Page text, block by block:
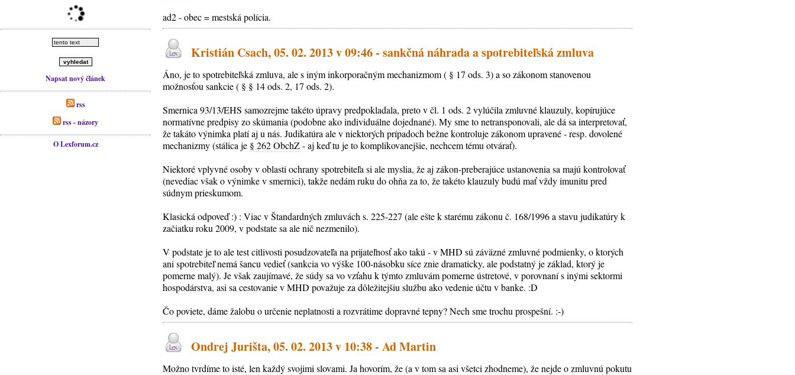
Napsat nový článek
rss
rss - názory
O Lexforum.cz
ad2 - obec = mestská polícia.
Kristián Csach, 05. 02. 2013 v 09:46 - sankčná náhrada a spotrebiteľská zmluva
Áno, je to spotrebiteľská zmluva, ale s iným inkorporačným mechanizmom ( § 17 ods. 3) a so zákonom stanovenou
možnosťou sankcie ( § § 14 ods. 2, 17 ods. 2).
Smernica 93/13/EHS samozrejme takéto úpravy predpokladala, preto v čl. 1 ods. 2 vylúčila zmluvné klauzuly, kopírujúce
normatívne predpisy zo skúmania (podobne ako individuálne dojednané). My sme to netransponovali, ale dá sa interpretovať,
že takáto výnimka platí aj u nás. Judikatúra ale v niektorých prípadoch bežne kontroluje zákonom upravené - resp. dovolené
mechanizmy (stálica je § 262 ObchZ- aj keď tu je to komplikovanejšie, nechcem tému otvárať).
Niektoré vplyvné osoby v oblasti ochrany spotrebiteľa si ale myslia, že aj zákon-preberajúce ustanovenia sa majú kontrolovať
(nevediac však o výnimke v smernici), takže nedám ruku do ohňa za to, že takéto klauzuly budú mať vždy imunitu pred
súdnym prieskumom.
Klasická odpoveď :) : Viac v Štandardných zmluvách s. 225-227 (ale ešte k starému zákonu č. 168/1996 a stavu judikatúry k
začiatku roku 2009, v podstate sa ale nič nezmenilo).
V podstate je to ale test citlivosti posudzovateľa na prijateľnosť ako takú - v MHD sú záväzné zmluvné podmienky, o ktorých
ani spotrebiteľ nemá šancu vedieť (sankcia vo výške 100-násobku síce znie dramaticky, ale podstatný je základ, ktorý je
pomerne malý). Je však zaujímavé, že súdy sa vo vzťahu k týmto zmluvám pomerne ústretové, v porovnaní s inými sektormi
hospodárstva, asi sa cestovanie v MHD považuje za dôležitejšiu službu ako vedenie účtu v banke. :D
Čo poviete, dáme žalobu o určenie neplatnosti a rozvrátime dopravné tepny? Nech sme trochu prospešní. :-)
Ondrej Jurišta, 05. 02. 2013 v 10:38 - Ad Martin
Možno tvrdíme to isté, len každý svojimi slovami. Ja hovorím, že (a v tom sa asi všetci zhodneme), že nejde o zmluvnú pokutu